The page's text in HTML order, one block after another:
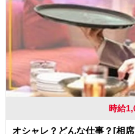
時給
オシャレ？どんな仕事？[相